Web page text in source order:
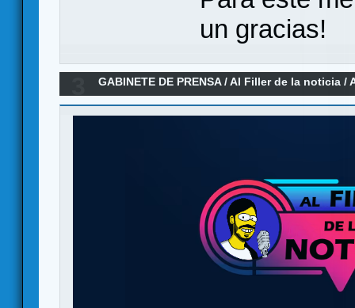
un gracias!
GABINETE DE PRENSA/Al Filler de la noticia /